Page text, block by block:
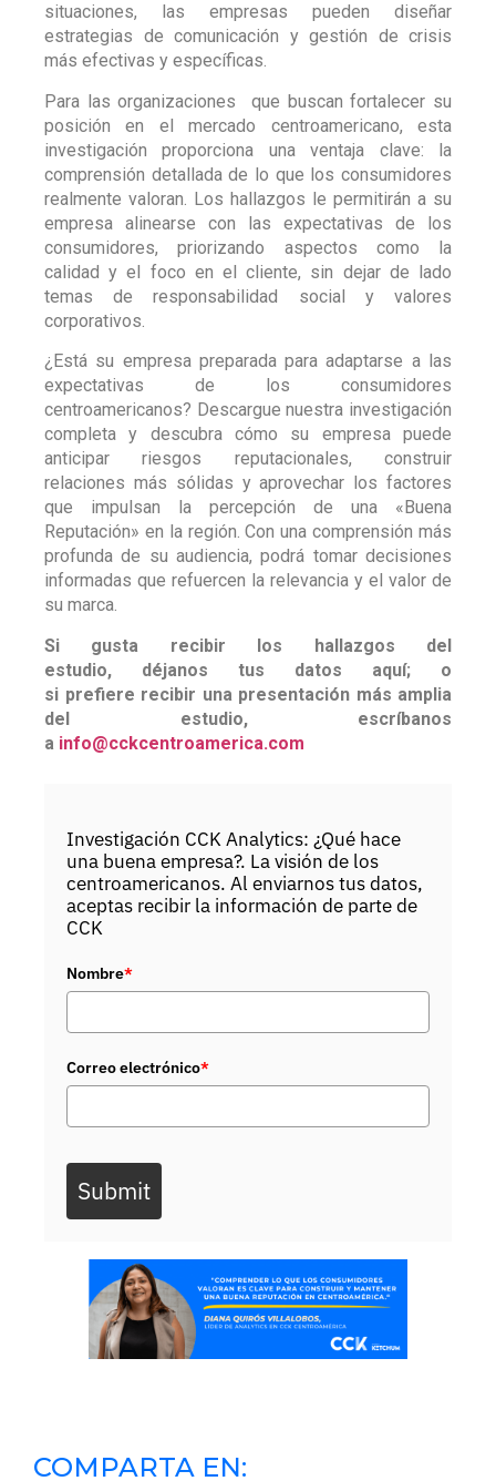
situaciones, las empresas pueden diseñar
estrategias de comunicación y gestión de crisis
más efectivas y específicas.
Para las organizaciones que buscan fortalecer su
posición en el mercado centroamericano, esta
investigación proporciona una ventaja clave: la
comprensión detallada de lo que los consumidores
realmente valoran. Los hallazgos le permitirán a su
empresa alinearse con las expectativas de los
consumidores, priorizando aspectos como la
calidad y el foco en el cliente, sin dejar de lado
temas de responsabilidad social y valores
corporativos.
¿Está su empresa preparada para adaptarse a las
expectativas de los consumidores
centroamericanos? Descargue nuestra investigación
completa y descubra cómo su empresa puede
anticipar riesgos reputacionales, construir
relaciones más sólidas y aprovechar los factores
que impulsan la percepción de una «Buena
Reputación» en la región. Con una comprensión más
profunda de su audiencia, podrá tomar decisiones
informadas que refuercen la relevancia y el valor de
su marca.
Si gusta recibir los hallazgos del
estudio, déjanos tus datos aquí; o
si prefiere recibir una presentación más amplia
del estudio, escríbanos
a info@cckcentroamerica.com
Investigación CCK Analytics: ¿Qué hace
una buena empresa?. La visión de los
centroamericanos. Al enviarnos tus datos,
aceptas recibir la información de parte de
CCK
Nombre*
Correo electrónico*
Submit
COMPARTA EN: